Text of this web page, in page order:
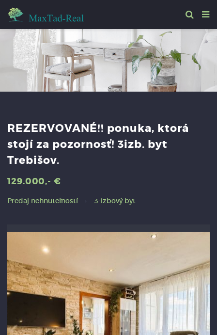
REZERVOVANÉ!! ponuka, ktorá
stojí za pozornosť! 3izb. byt
Trebišov.
129.000,- €
Predaj nehnuteľností 3-izbový byt